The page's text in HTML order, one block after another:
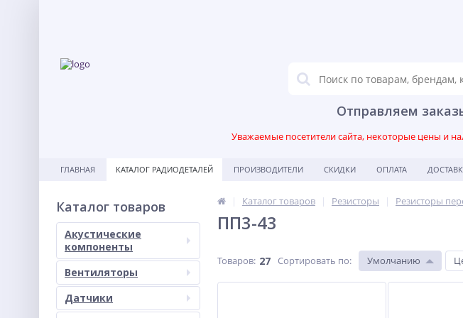
Отправляем
Уважаемые посетители сайта, некоторые цены и
ГЛАВНАЯ КАТАЛОГ РАДИОДЕТАЛЕЙ ПРОИЗВОДИТЕЛИ СКИДКИ ОПЛАТА
Каталог товаров
Акустические
компоненты
Вентиляторы
Датчики
Каталог товаров Резисторы Резисторы
ПП3-43
Товаров: 27 Сортировать по: Умолчанию